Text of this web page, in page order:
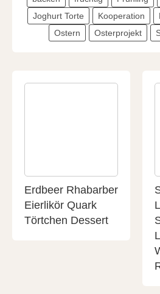
Joghurt Torte
Kooperation
Ostern
Osterprojekt
Erdbeer Rhabarber
Eierlikör Quark
Törtchen Dessert